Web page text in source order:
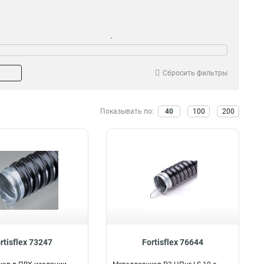
59
Резьба
Да 54
Сбросить фильтры
Показывать по: 40 100 200
73247 Fortisflex 76644